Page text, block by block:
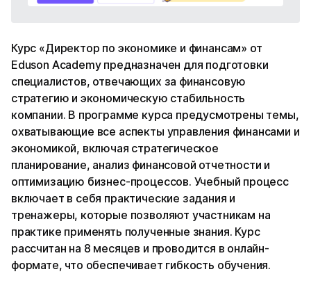
Курс «Директор по экономике и финансам» от
Eduson Academy предназначен для подготовки
специалистов, отвечающих за финансовую
стратегию и экономическую стабильность
компании. В программе курса предусмотрены темы,
охватывающие все аспекты управления финансами и
экономикой, включая стратегическое
планирование, анализ финансовой отчетности и
оптимизацию бизнес-процессов. Учебный процесс
включает в себя практические задания и
тренажеры, которые позволяют участникам на
практике применять полученные знания. Курс
рассчитан на 8 месяцев и проводится в онлайн-
формате, что обеспечивает гибкость обучения.